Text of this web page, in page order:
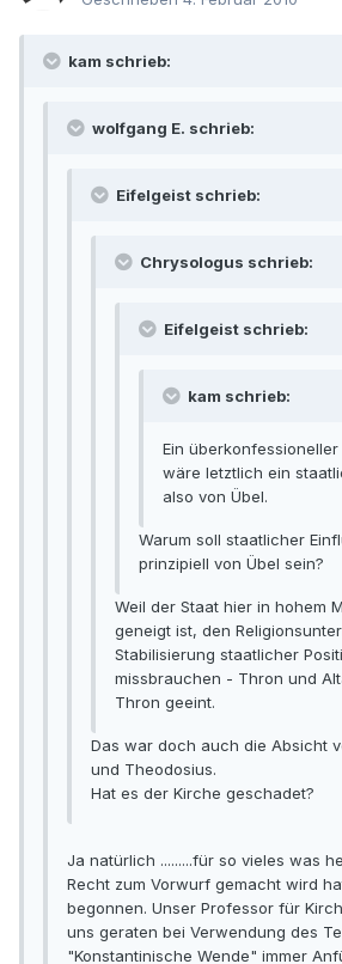
kam schrieb:
wolfgang E. schrieb:
Eifelgeist schrieb:
Chrysologus schrieb:
Eifelgeist schrieb:
kam schrieb:
Ein überkonfessioneller
wäre letztlich ein
also von Übel.
Warum soll staatlicher
prinzipiell von Übel sein?
Weil der Staat hier in hohem
geneigt ist, den
Stabilisierung staatlicher
missbrauchen - Thron und
Thron geeint.
Das war doch auch die Absicht
und Theodosius.
Hat es der Kirche geschadet?
Ja natürlich .........für so vieles was
Recht zum Vorwurf gemacht wird
begonnen. Unser Professor für
uns geraten bei Verwendung des
"Konstantinische Wende" immer